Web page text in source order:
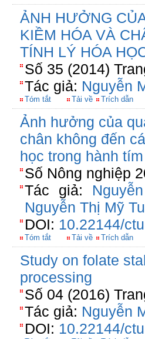
ẢNH HƯỞNG
KIỀM HÓA VÀ
TÍNH LÝ HÓA
Số 35 (2014)
Tác giả: Nguyễn
Tóm tắt Tải về Trích dẫn
Ảnh hưởng của
chân không đến
học trong hành
Số Nông nghiệp
Tác giả:
Nguyễn Thị Mỹ
DOI: 10.22144/
Tóm tắt Tải về Trích dẫn
Study on folate
processing
Số 04 (2016)
Tác giả: Nguyễn
DOI: 10.22144/